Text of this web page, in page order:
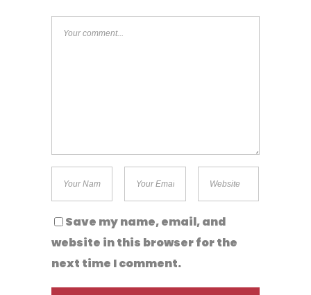
Save my name, email, and
website in this browser for the
next time I comment.